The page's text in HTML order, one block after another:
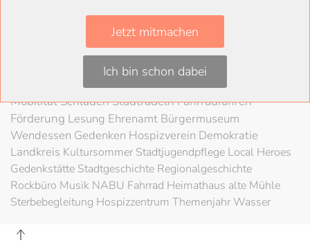
KunstvereinMuseum
Braunschweigische LandschaftHABSchloss
80 Jahre KriegsendeLiteratur
SchöppenstedtUmweltschutzLAG Rock
MobilitätSchladenStadtradelnFahrradfahren
Förderung Lesung Ehrenamt Bürgermuseum
Wendessen Gedenken Hospizverein Demokratie
Landkreis KultursommerStadtjugendpflege Local Heroes
Gedenkstätte Stadtgeschichte Regionalgeschichte
Rockbüro Musik NABU Fahrrad Heimathaus alte Mühle
Sterbebegleitung Hospizzentrum Themenjahr Wasser
Jetzt mitmachen
Ich bin schon dabei